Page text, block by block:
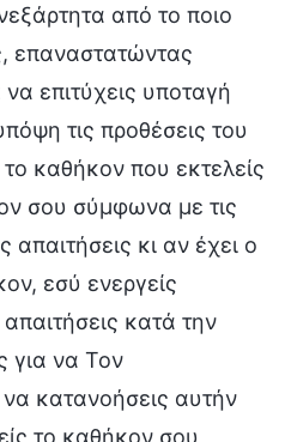
από το ποιο
επαναστατώντας
επιτύχεις υποταγή
τις προθέσεις του
καθήκον που εκτελείς
σου σύμφωνα με τις
απαιτήσεις κι αν έχει ο
εσύ ενεργείς
κατά την
για να Τον
να κατανοήσεις αυτήν
το καθήκον σου